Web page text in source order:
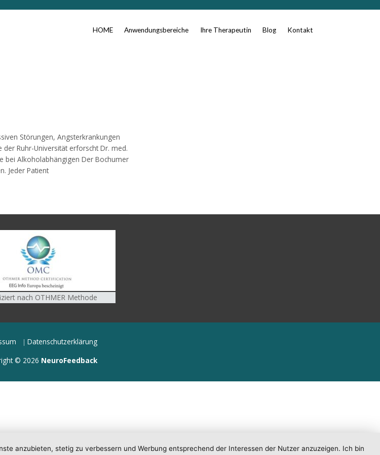
HOME Anwendungsbereiche Ihre Therapeutin Blog Kontakt
Störungen, Angsterkrankungen
der Ruhr-Universität erforscht Dr. med.
bei Alkoholabhängigen Der Bochumer
Jeder Patient
nach OTHMER Methode
Datenschutzerklärung
© 2026 NeuroFeedback
anzubieten, stetig zu verbessern und Werbung entsprechend der Interessen der Nutzer anzuzeigen. Ich bin